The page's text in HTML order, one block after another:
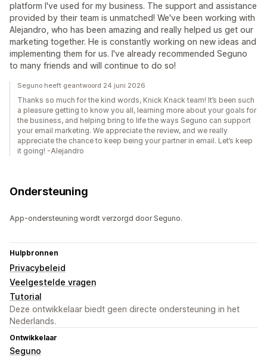
platform I've used for my business. The support and assistance
provided by their team is unmatched! We've been working with
Alejandro, who has been amazing and really helped us get our
marketing together. He is constantly working on new ideas and
implementing them for us. I've already recommended Seguno
to many friends and will continue to do so!
Seguno heeft geantwoord 24 juni 2026
Thanks so much for the kind words, Knick Knack team! It’s been such
a pleasure getting to know you all, learning more about your goals for
the business, and helping bring to life the ways Seguno can support
your email marketing. We appreciate the review, and we really
appreciate the chance to keep being your partner in email. Let’s keep
it going! -Alejandro
Ondersteuning
App-ondersteuning wordt verzorgd door Seguno.
Hulpbronnen
Privacybeleid
Veelgestelde vragen
Tutorial
Deze ontwikkelaar biedt geen directe ondersteuning in het
Nederlands.
Ontwikkelaar
Seguno